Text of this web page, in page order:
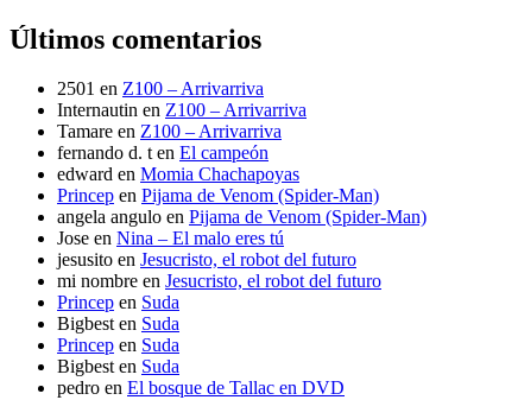
Últimos comentarios
2501 en Z100 – Arrivarriva
Internautin en Z100 – Arrivarriva
Tamare en Z100 – Arrivarriva
fernando d. ten El campeón
edward en Momia Chachapoyas
Princep en Pijama de Venom (Spider-Man)
angela angulo en Pijama de Venom (Spider-Man)
Jose en Nina – El malo eres tú
jesusito en Jesucristo, el robot del futuro
mi nombre en Jesucristo, el robot del futuro
Princep en Suda
Bigbesten Suda
Princep en Suda
Bigbesten Suda
pedro en El bosque de Tallac en DVD